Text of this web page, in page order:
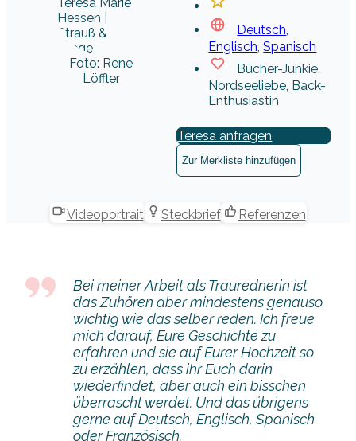
Foto: Rene
Löffler
Deutsch,
Englisch,Spanisch
Bücher-Junkie,
Nordseeliebe, Back-
Enthusiastin
Teresa anfragen
Zur Merkliste hinzufügen
Videoportrait Steckbrief Referenzen
Bei meiner Arbeit als Traurednerin ist
das Zuhören aber mindestens genauso
wichtig wie das selber reden. Ich freue
mich darauf, Eure Geschichte zu
erfahren und sie auf Eurer Hochzeit so
zu erzählen, dass ihr Euch darin
wiederfindet, aber auch ein bisschen
überrascht werdet. Und das übrigens
gerne auf Deutsch, Englisch, Spanisch
oder Französisch.